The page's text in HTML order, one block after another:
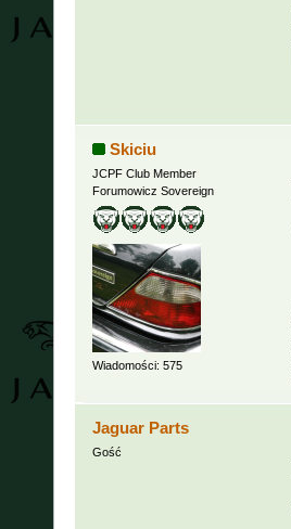
Skiciu
JCPF Club Member
Forumowicz Sovereign
Wiadomości: 575
Jaguar Parts
Gość